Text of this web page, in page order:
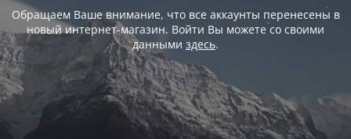
Обращаем Ваше внимание, что все аккаунты перенесены в
новый интернет-магазин. Войти Вы можете со своими
данными здесь.